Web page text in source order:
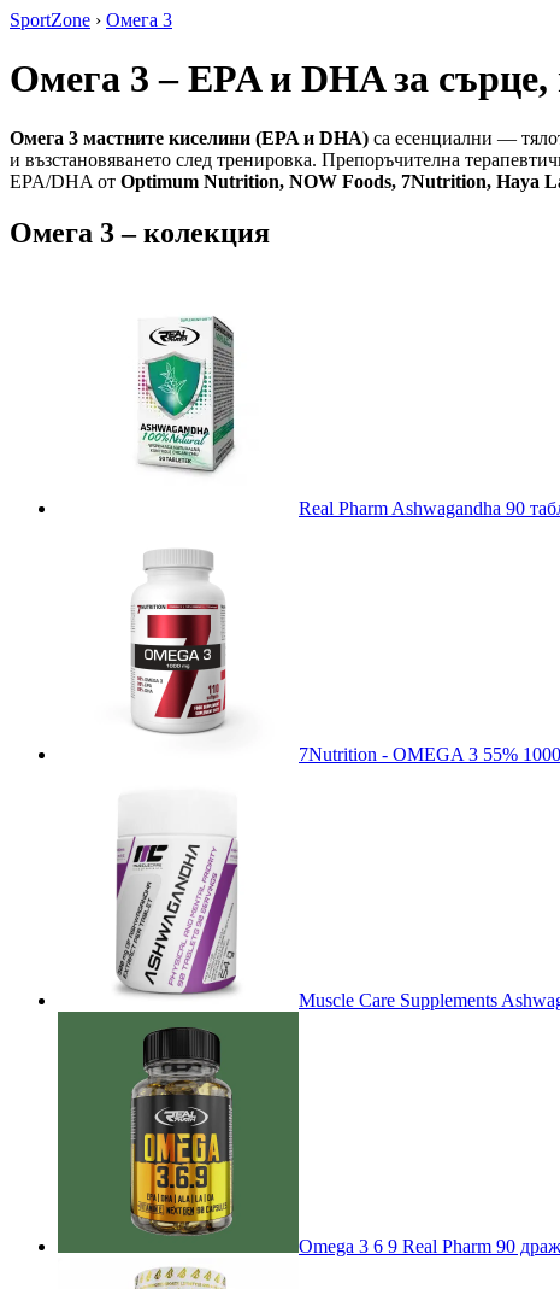
SportZone › Омега 3
Омега 3 – EPA и DHA за
Омега 3 мастните киселини (EPA и DHA) са есенциални —
и възстановяването след тренировка. Препоръчителна
EPA/DHA от Optimum Nutrition, NOW Foods, 7Nutrition, Haya
Омега 3 – колекция
Real Pharm Ashwagandha 90
7Nutrition - OMEGA 3 55%
Muscle Care Supplements
Omega 3 6 9 Real Pharm 90